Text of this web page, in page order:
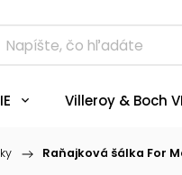
Villeroy & Boch
/ Raňajková šálka For